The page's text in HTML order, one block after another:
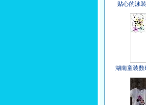
贴心的泳
数码印花|
湖南童装
数码